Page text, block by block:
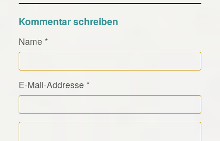
Kommentar schreiben
Name *
E-Mail-Addresse *
Kommentar Text